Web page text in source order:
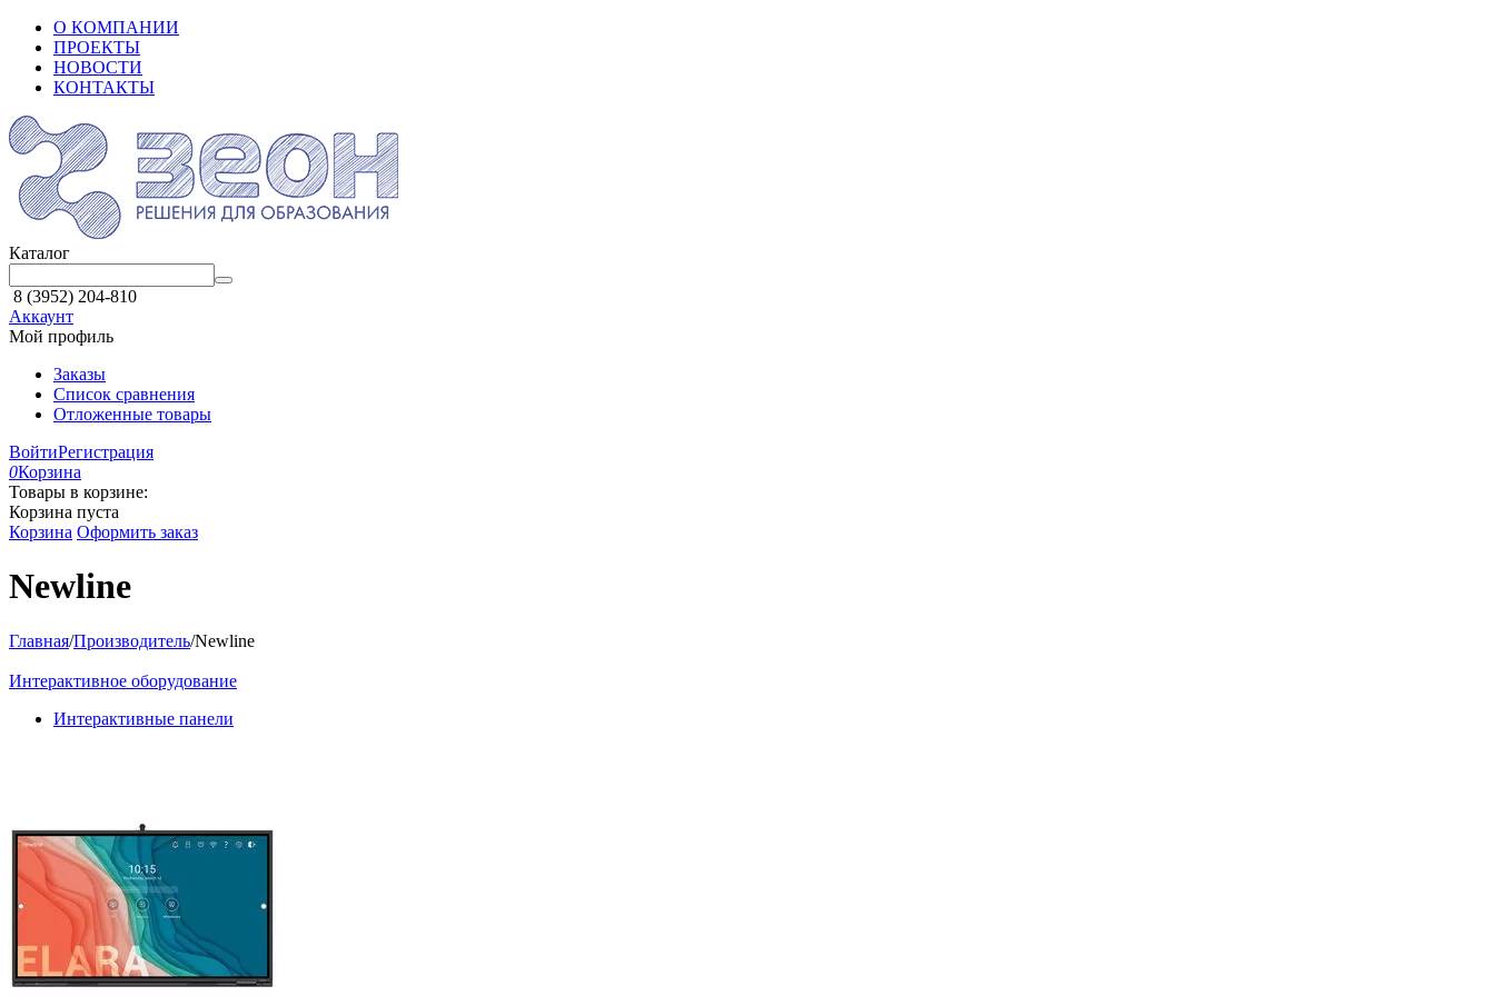
О КОМПАНИИ
ПРОЕКТЫ
НОВОСТИ
КОНТАКТЫ
Каталог
8 (3952) 204-810
Аккаунт
Мой профиль
Заказы
Список сравнения
Отложенные товары
ВойтиРегистрация
0Корзина
Товары в корзине:
Корзина пуста
Корзина Оформить заказ
Newline
Главная/Производитель/Newline
Интерактивное оборудование
Интерактивные панели